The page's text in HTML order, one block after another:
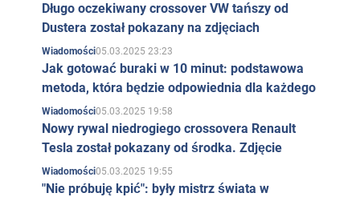
Długo oczekiwany crossover VW tańszy od
Dustera został pokazany na zdjęciach
Wiadomości05.03.2025 23:23
Jak gotować buraki w 10 minut: podstawowa
metoda, która będzie odpowiednia dla każdego
Wiadomości05.03.2025 19:58
Nowy rywal niedrogiego crossovera Renault
Tesla został pokazany od środka. Zdjęcie
Wiadomości05.03.2025 19:55
"Nie próbuję kpić": były mistrz świata w